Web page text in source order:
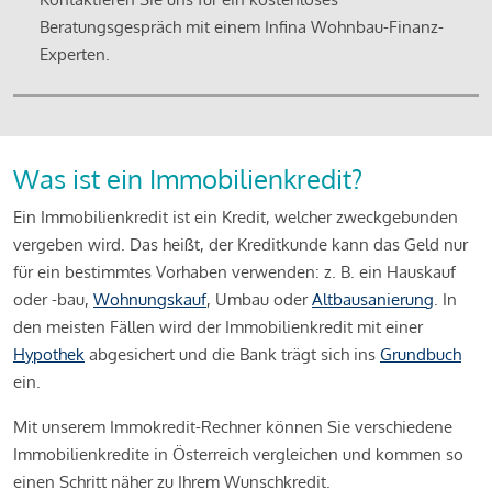
Beratungsgespräch mit einem Infina Wohnbau-Finanz-
Experten.
Was ist ein Immobilienkredit?
Ein Immobilienkredit ist ein Kredit, welcher zweckgebunden
vergeben wird. Das heißt, der Kreditkunde kann das Geld nur
für ein bestimmtes Vorhaben verwenden: z. B. ein Hauskauf
oder -bau, Wohnungskauf, Umbau oderAltbausanierung. In
den meisten Fällen wird der Immobilienkredit mit einer
Hypothek abgesichert und die Bank trägt sich ins Grundbuch
ein.
Mit unserem Immokredit-Rechner können Sie verschiedene
Immobilienkredite in Österreich vergleichen und kommen so
einen Schritt näher zu Ihrem Wunschkredit.